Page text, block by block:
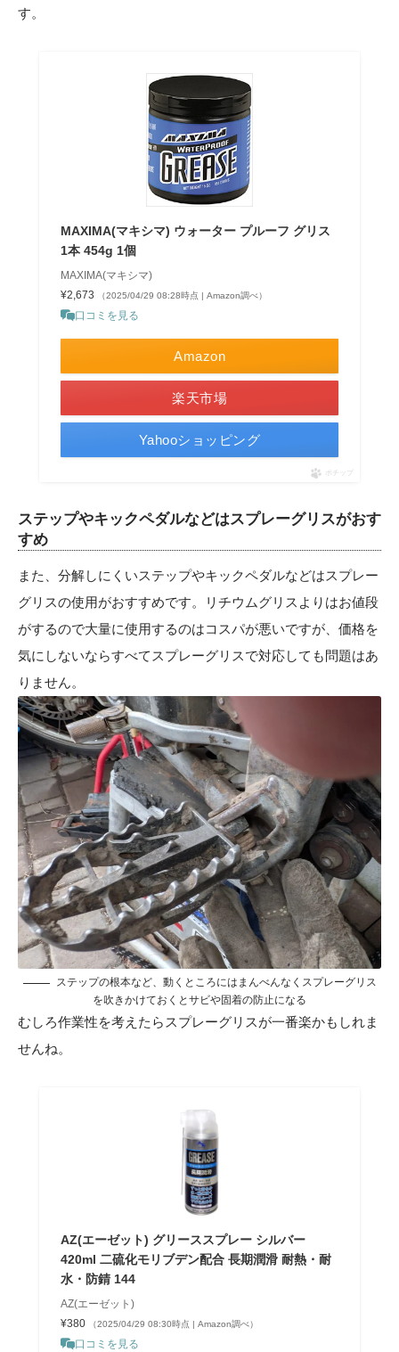
す。
MAXIMA(マキシマ) ウォーター プルーフ グリス
1本 454g 1個
MAXIMA(マキシマ)
¥2,673
（2025/04/29 08:28時点 | Amazon調べ）
口コミを見る
Amazon
楽天市場
Yahooショッピング
ポチップ
ステップやキックペダルなどはスプレーグリスがおす
すめ
また、分解しにくいステップやキックペダルなどはスプレー
グリスの使用がおすすめです。リチウムグリスよりはお値段
がするので大量に使用するのはコスパが悪いですが、価格を
気にしないならすべてスプレーグリスで対応しても問題はあ
りません。
ステップの根本など、動くところにはまんべんなくスプレーグリス
を吹きかけておくとサビや固着の防止になる
むしろ作業性を考えたらスプレーグリスが一番楽かもしれま
せんね。
AZ(エーゼット) グリーススプレー シルバー
420ml 二硫化モリブデン配合 長期潤滑 耐熱・耐
水・防錆 144
AZ(エーゼット)
¥380
（2025/04/29 08:30時点 | Amazon調べ）
口コミを見る